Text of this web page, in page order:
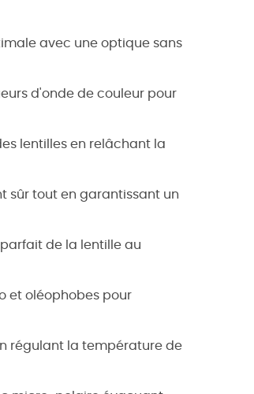
avec une optique sans
d'onde de couleur pour
lentilles en relâchant la
sûr tout en garantissant un
de la lentille au
et oléophobes pour
régulant la température de